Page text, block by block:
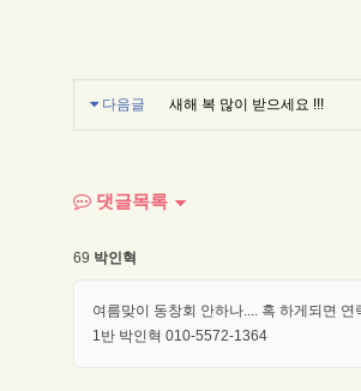
다음글 새해 복 많이 받으세요 !!!
댓글목록
69 박인혁
여름맞이 동창회 안하나.... 혹 하게되면 연
1반 박인혁 010-5572-1364